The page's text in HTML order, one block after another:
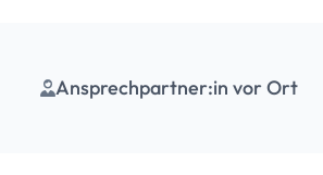
Ansprechpartner:in vor Ort